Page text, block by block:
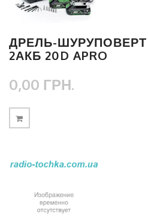
ДРЕЛЬ-ШУРУПОВЕРТ
2АКБ 20D APRO
0,00 ГРН.